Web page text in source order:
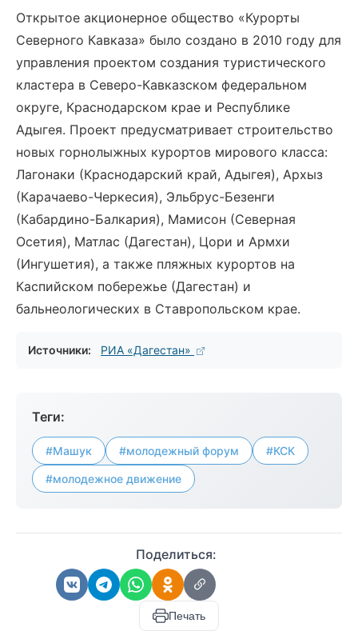
Открытое акционерное общество «Курорты
Северного Кавказа» было создано в 2010 году для
управления проектом создания туристического
кластера в Северо-Кавказском федеральном
округе, Краснодарском крае и Республике
Адыгея. Проект предусматривает строительство
новых горнолыжных курортов мирового класса:
Лагонаки (Краснодарский край, Адыгея), Архыз
(Карачаево-Черкесия), Эльбрус-Безенги
(Кабардино-Балкария), Мамисон (Северная
Осетия), Матлас (Дагестан), Цори и Армхи
(Ингушетия), а также пляжных курортов на
Каспийском побережье (Дагестан) и
бальнеологических в Ставропольском крае.
Источники: РИА «Дагестан»
Теги:
#Машук #молодежный форум #КСК
#молодежное движение
Поделиться:
Печать